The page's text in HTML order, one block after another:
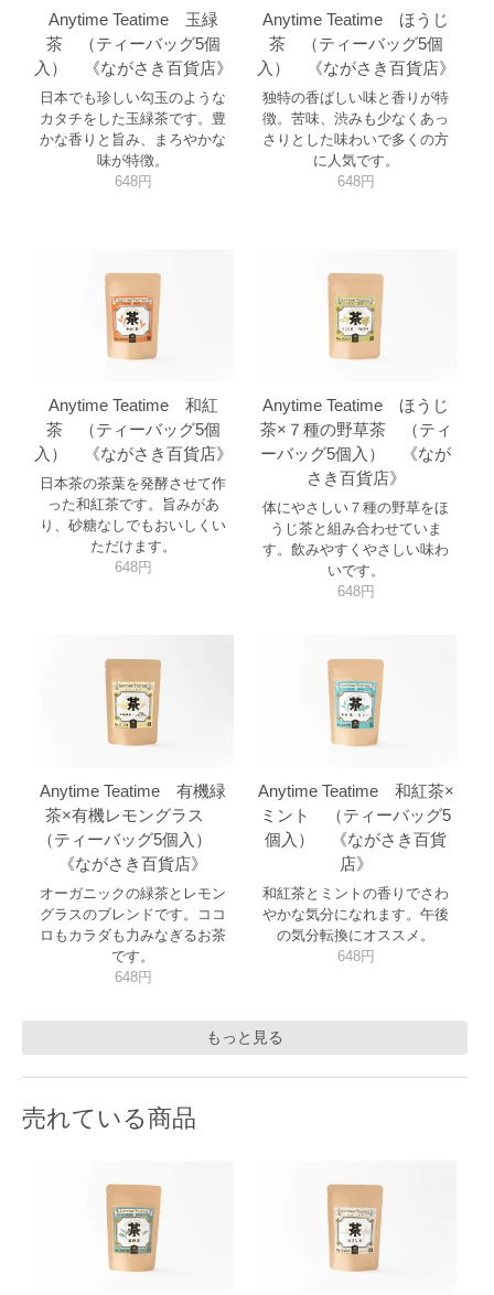
Anytime Teatime 玉緑
茶 （ティーバッグ5個
入） 《ながさき百貨店》
日本でも珍しい勾玉のような
カタチをした玉緑茶です。豊
かな香りと旨み、まろやかな
味が特徴。
648円
Anytime Teatime ほうじ
茶 （ティーバッグ5個
入） 《ながさき百貨店》
独特の香ばしい味と香りが特
徴。苦味、渋みも少なくあっ
さりとした味わいで多くの方
に人気です。
648円
Anytime Teatime 和紅
茶 （ティーバッグ5個
入） 《ながさき百貨店》
日本茶の茶葉を発酵させて作
った和紅茶です。旨みがあ
り、砂糖なしでもおいしくい
ただけます。
648円
Anytime Teatime ほうじ
茶×７種の野草茶 （ティ
ーバッグ5個入） 《なが
さき百貨店》
体にやさしい７種の野草をほ
うじ茶と組み合わせていま
す。飲みやすくやさしい味わ
いです。
648円
Anytime Teatime 有機緑
茶×有機レモングラス
（ティーバッグ5個入）
《ながさき百貨店》
オーガニックの緑茶とレモン
グラスのブレンドです。ココ
ロもカラダも力みなぎるお茶
です。
648円
Anytime Teatime 和紅茶×
ミント （ティーバッグ5
個入） 《ながさき百貨
店》
和紅茶とミントの香りでさわ
やかな気分になれます。午後
の気分転換にオススメ。
648円
もっと見る
売れている商品